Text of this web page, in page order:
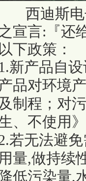
西迪斯
之宣言:『还
下政策：
新产品自
品对环境
制程；对
、不使用
若无法避
用量,做持续
降低污染量,